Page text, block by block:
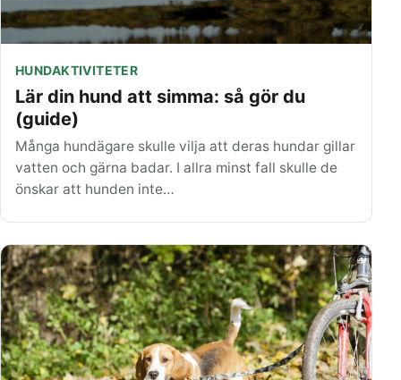
HUNDAKTIVITETER
Lär din hund att simma: så gör du
(guide)
Många hundägare skulle vilja att deras hundar gillar
vatten och gärna badar. I allra minst fall skulle de
önskar att hunden inte…